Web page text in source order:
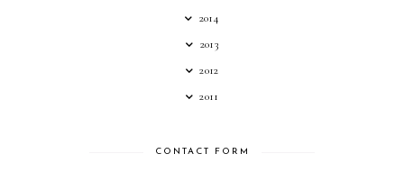
2014
2013
2012
2011
CONTACT FORM